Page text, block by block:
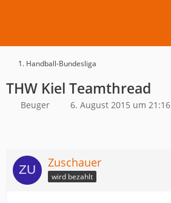
1. Handball-Bundesliga
THW Kiel Teamthread
Beuger 6. August 2015 um 21:16
Zuschauer
wird bezahlt